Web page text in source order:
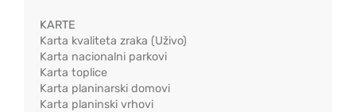
KARTE
Karta kvaliteta zraka (Uživo)
Karta nacionalni parkovi
Karta toplice
Karta planinarski domovi
Karta planinski vrhovi